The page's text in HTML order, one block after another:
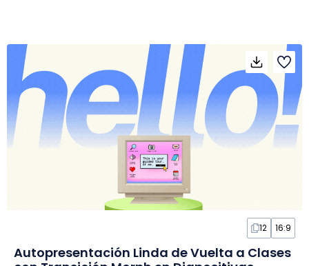
12 16:9
Autopresentación Linda de Vuelta a Clases